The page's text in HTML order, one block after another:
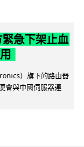
急下架止血
）旗下的路由器
會與中國伺服器連